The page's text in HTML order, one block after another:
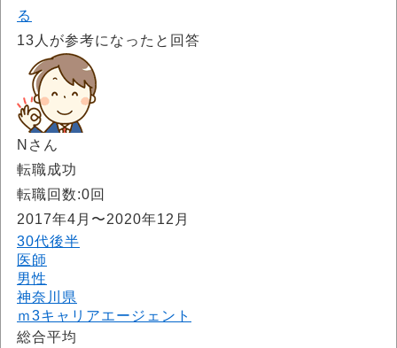
る
13 人が参考になったと回答
Nさん
転職成功
転職回数:0回
2017年4月〜2020年12月
30代後半
医師
男性
神奈川県
ｍ3キャリアエージェント
総合平均